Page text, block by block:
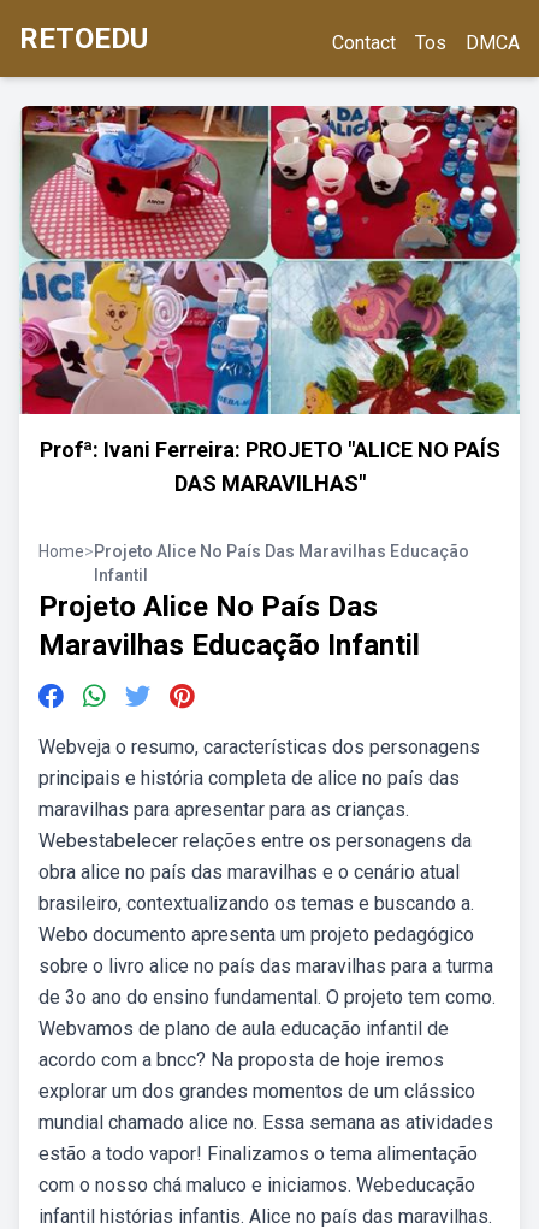
RETOEDU Contact Tos DMCA
Profª: Ivani Ferreira: PROJETO "ALICE NO PAÍS
DAS MARAVILHAS"
Home>Projeto Alice No País Das Maravilhas Educação
Infantil
Projeto Alice No País Das
Maravilhas Educação Infantil
Webveja o resumo, características dos personagens
principais e história completa de alice no país das
maravilhas para apresentar para as crianças.
Webestabelecer relações entre os personagens da
obra alice no país das maravilhas e o cenário atual
brasileiro, contextualizando os temas e buscando a.
Webo documento apresenta um projeto pedagógico
sobre o livro alice no país das maravilhas para a turma
de 3o ano do ensino fundamental. O projeto tem como.
Webvamos de plano de aula educação infantil de
acordo com a bncc? Na proposta de hoje iremos
explorar um dos grandes momentos de um clássico
mundial chamado alice no. Essa semana as atividades
estão a todo vapor! Finalizamos o tema alimentação
com o nosso chá maluco e iniciamos. Webeducação
infantil histórias infantis. Alice no país das maravilhas.